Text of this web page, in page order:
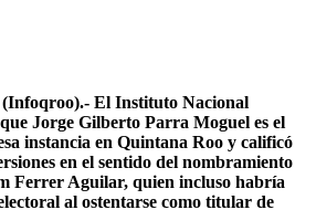
(Infoqroo).- El Instituto Nacional
Jorge Gilberto Parra Moguel es el
instancia en Quintana Roo y calificó
en el sentido del nombramiento
Ferrer Aguilar, quien incluso habría
al ostentarse como titular de